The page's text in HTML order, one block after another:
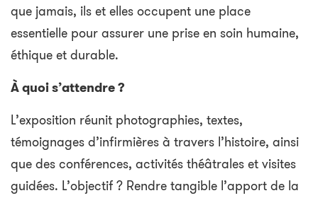
que jamais, ils et elles occupent une place
essentielle pour assurer une prise en soin humaine,
éthique et durable.
À quoi s’attendre ?
L’exposition réunit photographies, textes,
témoignages d’infirmières à travers l’histoire, ainsi
que des conférences, activités théâtrales et visites
guidées. L’objectif ? Rendre tangible l’apport de la